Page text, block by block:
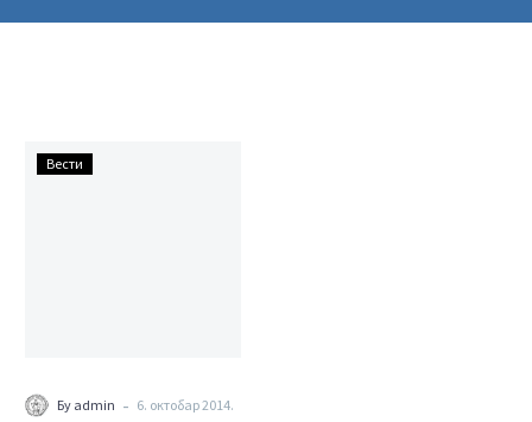
Вести
Бy admin - 6. октобар 2014.